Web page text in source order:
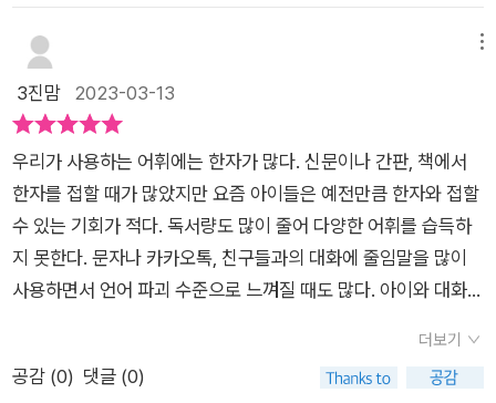
아카데미에 떨어지고 홀로 거리를 거닐던 오공은 리더의 능력을
사고팔 수 있는 가게를 찾는 무리를 만나게 되면서 그들과 친구가
됩니다.소스시티 어딘가에 그림 암호를 표시해 뒀는데 , 그 그림
에 손을 대면 마법진이 펼쳐지며 어떤 문이 나타나면서 그 문으로
거리에서 수상한 가면을 쓴 적이 나타나 능력을 흡수하는 능력으
로 그 친구들의 리더의 능력을 빼앗고 마는데요. 이를 본 오공은
이상한 가면을 쓴 적과 싸워보지만 힘에 부칩니다. 능력을 쓰면
바로 흡수를 해 버리니.....다행히 카곤의 대표 시엔이 나타나 도
움을 주어 능력을 빼앗기지 않게 되었지만, 싸움 후 털썩 쓰러져
정신을 잃고 맙니다.그리고 그 잠깐의 혼몽의 시간 속에서 오공은
삼장을 만나게 되는데요.드디어 삼장의 등장인가 했는데... 아주
기 가면(하회탈)을 쓴 리더가 나타나서 오공과 예비 리더 세명을
공격하기 시작하는데 가면 리러의 압도적인 능력에 고전을 면치
못하고 있다. 이때, 어디선가에서 나타난 시엔이 오공을 도와 함
께 싸우지만 가면 리더의 공격엔 속수무책으로 당하고 만다. 가면
리더는 오공의 몸에 무엇가를 집어넣었으며 오공과 리더시험에
서 승리한 사이온이 나타나자 폭탄을 터트리고 사라진다. 니아의
능력으로 폭팔에 의한 피해는 막을 수 있었지만 이미 오공은 정신
을 잃은 뒤었다. 정신을 잃은 오공은 꿈속에서 삼장을 만나게 된
다. 드디어 등장하는 삼장 과연 꿈속에서 오공에게 무슨 말을 하
찬 노인에게 능력을 사고파는 가게에 대한 이야기를 리소포에서
듣게 게되었다는 것을 알게되고 그 곳으로 향한다. 리소포 앞에
습해볼 수 있다. 이야기 속에서 자연스럽게 어휘릐 쓰임새를 익히
며 AR퀴즈를 통해 뜻을 확인해볼 수도 있다. 마공앱을 통해 증강
현실을 체험할 수 있어 좋았다. 57권에는 아람치가 리더 아카데
미에서 있었던 일을 일기로 쓴 것을 보고 푸는 문제가 있는데 24
해볼 수 있을 것 같고 긴 글 속에서 뜻을 추론해보는 연습에 적합
한 것 같다. 만화 중간중간 아이들이 어려워할만한 어휘가 등장하
면 책 상단과 하단에 따로 정리해두어 학습에 도움이 되고, 한자
를 따라쓰는 페이지까지 있다.57권에서는 잠시 정신을 잃은 오
공이 꿈속에서 드디어 삼장을 만나게 되는데 자신을 기억하지 못
하는 삼장.. 안타까웠다. 이번 마법천자문 신호편에서는 초판 한
정부록으로 특별엽서도 제공하고 있어 다른 호보다 특별한 느낌
3진맘 2023-03-13
우리가 사용하는 어휘에는 한자가 많다. 신문이나 간판, 책에서
한자를 접할 때가 많았지만 요즘 아이들은 예전만큼 한자와 접할
수 있는 기회가 적다. 독서량도 많이 줄어 다양한 어휘를 습득하
지 못한다. 문자나 카카오톡, 친구들과의 대화에 줄임말을 많이
사용하면서 언어 파괴 수준으로 느껴질 때도 많다. 아이와 대화를
다는 느낌을 받을 때도 있다. 책을 읽다가 모르는 어휘 때문에 책
의 흐름을 이해하거나 의미를 파악하는데 어려워 하는 경우도 많
더보기
공감 (0) 댓글 (0)